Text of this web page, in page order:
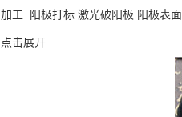
加工 阳极打标 激光破阳极 阳极表
点击展开